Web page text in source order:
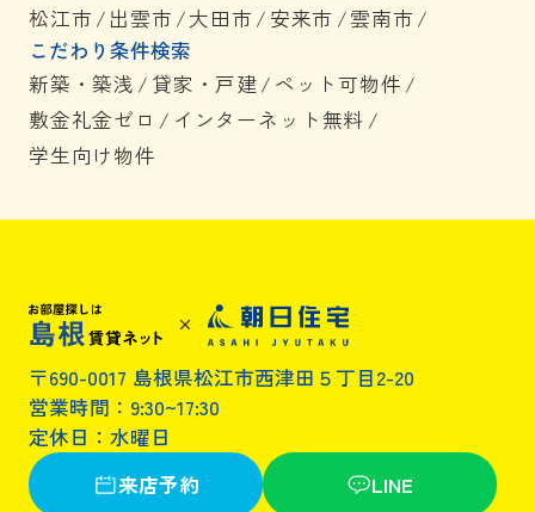
松江市 / 出雲市 /大田市 / 安来市 /雲南市 /
こだわり条件検索
新築・築浅 / 貸家・戸建/ ペット可物件 /
敷金礼金ゼロ / インターネット無料 /
学生向け物件
〒690-0017 島根県松江市西津田５丁目2-20
営業時間：9:30~17:30
定休日：水曜日
来店予約
LINE